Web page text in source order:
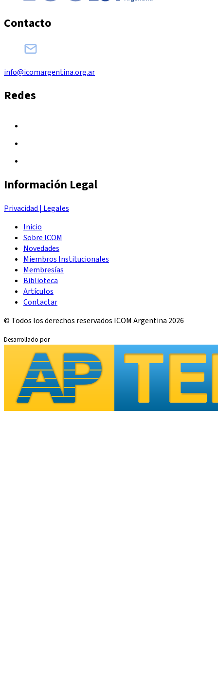
Contacto
info@icomargentina.org.ar
Redes
Información Legal
Privacidad | Legales
Inicio
Sobre ICOM
Novedades
Miembros Institucionales
Membresías
Biblioteca
Artículos
Contactar
© Todos los derechos reservados ICOM Argentina 2026
Desarrollado por